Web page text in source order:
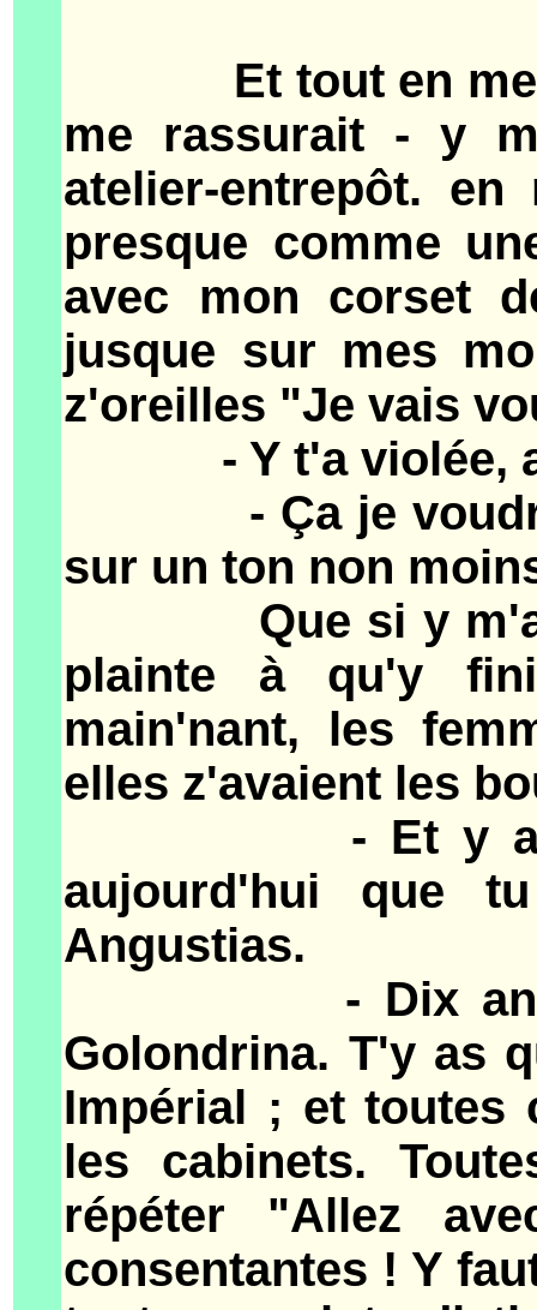
Et tout en me
me rassurait - y
atelier-entrepôt.
presque comme
avec mon corset
jusque sur mes
z'oreilles "Je vais
- Y t'a violée,
- Ça je voudrais
sur un ton non
Que si y m'a
plainte à qu'y
main'nant, les
elles z'avaient les
- Et y a un
aujourd'hui que
Angustias.
- Dix ans
Golondrina. T'y as
Impérial ; et toutes
les cabinets.
répéter "Allez
consentantes ! Y